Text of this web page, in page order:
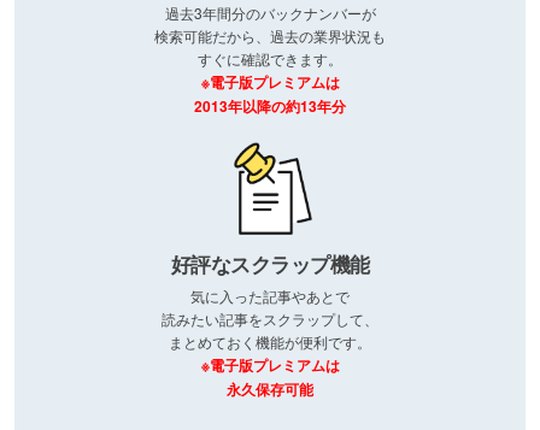
過去3年間分のバックナンバーが
検索可能だから、過去の業界状況も
すぐに確認できます。
※電子版プレミアムは
2013年以降の約13年分
好評なスクラップ機能
気に入った記事やあとで
読みたい記事をスクラップして、
まとめておく機能が便利です。
※電子版プレミアムは
永久保存可能